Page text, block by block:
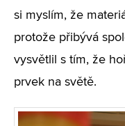
si myslím, že
protože přibývá
vysvětlil s tím, že
prvek na světě.